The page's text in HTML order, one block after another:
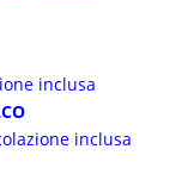
inclusa
inclusa